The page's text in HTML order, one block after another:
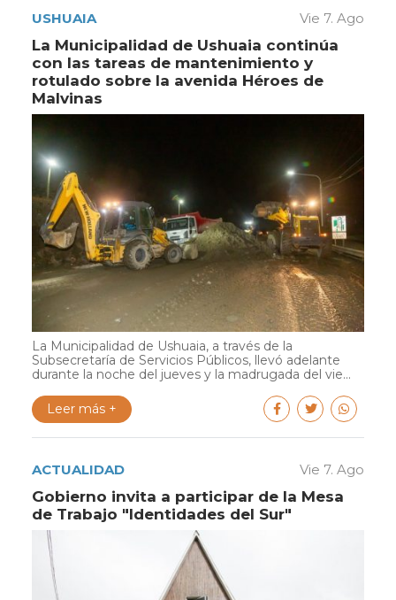
USHUAIA Vie 7. Ago
La Municipalidad de Ushuaia continúa
con las tareas de mantenimiento y
rotulado sobre la avenida Héroes de
Malvinas
La Municipalidad de Ushuaia, a través de la
Subsecretaría de Servicios Públicos, llevó adelante
durante la noche del jueves y la madrugada del vie...
Leer más +
ACTUALIDAD Vie 7. Ago
Gobierno invita a participar de la Mesa
de Trabajo "Identidades del Sur"